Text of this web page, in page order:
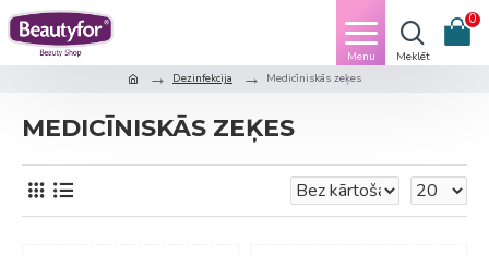
0
Dezinfekcija Medicīniskās zeķes
MEDICĪNISKĀS ZEĶES